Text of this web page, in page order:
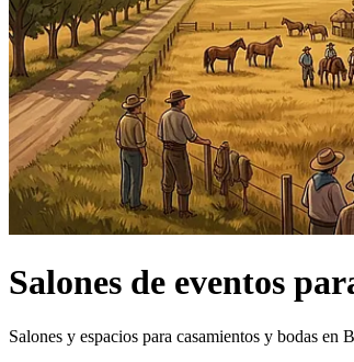
Salones de eventos
Salones y espacios para casamientos y bodas en